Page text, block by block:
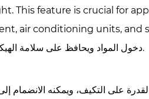
This feature is crucial for
air conditioning units, and
دخول المواد ويحافظ على سلامة الهيكل المتصل.
على التكيف، ويمكنه الانضمام